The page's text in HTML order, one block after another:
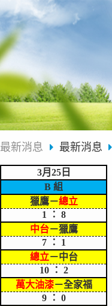
最新消息 最新消息
3月25日
B 組
獵鷹－總立
1 ： 8
中台－獵鷹
7 ： 1
總立－中台
10 ： 2
萬大油漆－全家福
9 ： 0